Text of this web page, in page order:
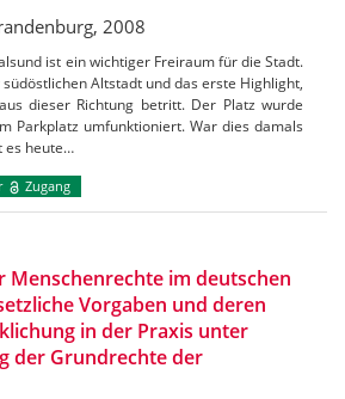
2008
ist ein wichtiger Freiraum für die Stadt.
Altstadt und das erste Highlight,
dieser Richtung betritt. Der Platz wurde
Parkplatz umfunktioniert. War dies damals
es heute…
Zugang
Menschenrechte im deutschen
Vorgaben und deren
in der Praxis unter
der Grundrechte der